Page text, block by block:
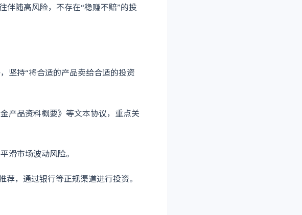
伴随高风险，不存在“稳赚不赔”的投
坚持“将合适的产品卖给合适的投资
产品资料概要》等文本协议，重点关
滑市场波动风险。
荐，通过银行等正规渠道进行投资。